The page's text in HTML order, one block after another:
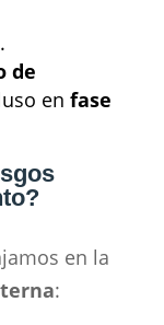
de
en fase
en la
: